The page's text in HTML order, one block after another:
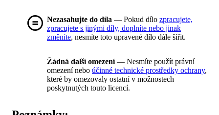
Nezasahujte do díla — Pokud dílo zpracujete,
zpracujete s jinými díly, doplníte nebo jinak
změníte, nesmíte toto upravené dílo dále šířit.
Žádná další omezení— Nesmíte použít právní
omezení nebo účinné technické prostředky ochrany,
které by omezovaly ostatní v možnostech
poskytnutých touto licencí.